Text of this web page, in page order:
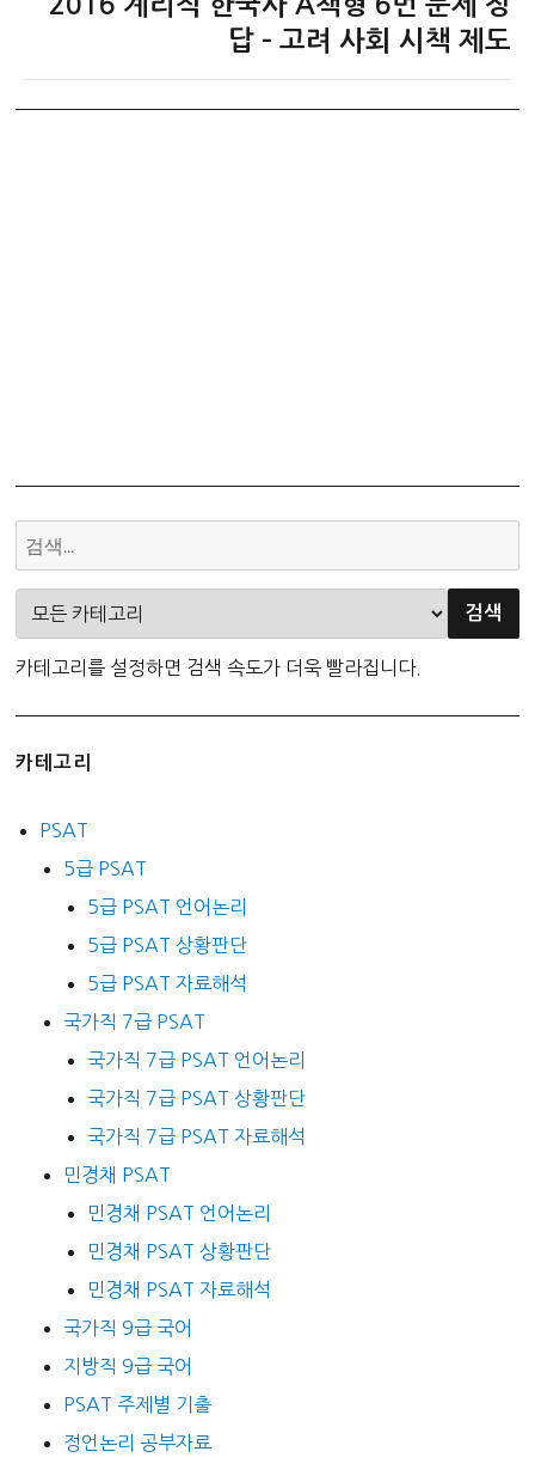
답 – 고려 사회 시책 제도
카테고리를 설정하면 검색 속도가 더욱 빨라집니다.
카테고리
PSAT
5급 PSAT
5급 PSAT 언어논리
5급 PSAT 상황판단
5급 PSAT 자료해석
국가직 7급 PSAT
국가직 7급 PSAT 언어논리
국가직 7급 PSAT 상황판단
국가직 7급 PSAT 자료해석
민경채 PSAT
민경채 PSAT 언어논리
민경채 PSAT 상황판단
민경채 PSAT 자료해석
국가직 9급 국어
지방직 9급 국어
PSAT 주제별 기출
정언논리 공부자료